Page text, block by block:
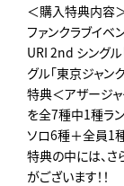
＜購入特典内容
ファンクラブイベ
URI 2nd シング
グル「東京ジャ
特典＜アザージャ
を全7種中1種ラ
ソロ6種＋全員1種
特典の中には、
がございます！！